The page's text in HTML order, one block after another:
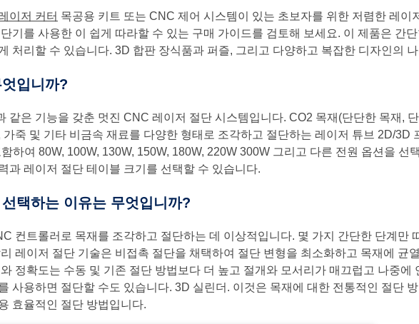
이저 커터 목공용 키트 또는 CNC 제어 시스템이 있는 초보자를 위한 저렴한 레
기를 사용한 이 쉽게 따라할 수 있는 구매 가이드를 검토해 보세요. 이 제품은 간
처리할 수 있습니다. 3D 합판 장식품과 퍼즐, 그리고 다양하고 복잡한 디자인의
입니까?
같은 기능을 갖춘 멋진 CNC 레이저 절단 시스템입니다. CO2 목재(단단한 목재,
가죽 및 기타 비금속 재료를 다양한 형태로 조각하고 절단하는 레이저 튜브 2D/3D
하여 80W, 100W, 130W, 150W, 180W, 220W 300W 그리고 다른 전원 옵션을 선
과 레이저 절단 테이블 크기를 선택할 수 있습니다.
택하는 이유는 무엇입니까?
컨트롤러로 목재를 조각하고 절단하는 데 이상적입니다. 몇 가지 간단한 단계만
레이저 절단 기술은 비접촉 절단을 채택하여 절단 변형을 최소화하고 목재에 균
정확도는 수동 및 기존 절단 방법보다 더 높고 절개와 모서리가 매끄럽고 나중에
사용하면 절단할 수도 있습니다. 3D 실린더. 이것은 목재에 대한 전통적인 절단
효율적인 절단 방법입니다.